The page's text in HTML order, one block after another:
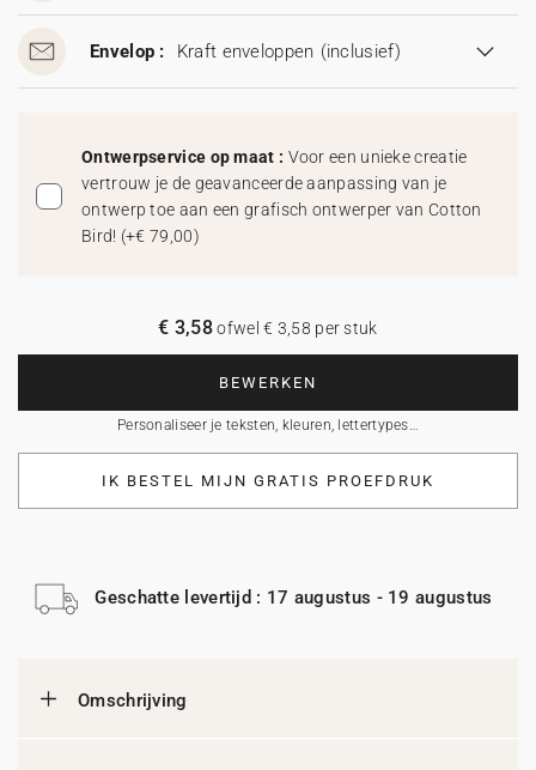
Envelop : Kraft enveloppen (inclusief)
Ontwerpservice op maat : Voor een unieke creatie
vertrouw je de geavanceerde aanpassing van je
ontwerp toe aan een grafisch ontwerper van Cotton
Bird! (+€ 79,00)
BEWERKEN
Personaliseer je teksten, kleuren, lettertypes…
€ 3,58ofwel € 3,58 per stuk
IK BESTEL MIJN GRATIS PROEFDRUK
Geschatte levertijd : 17 augustus - 19 augustus
Omschrijving